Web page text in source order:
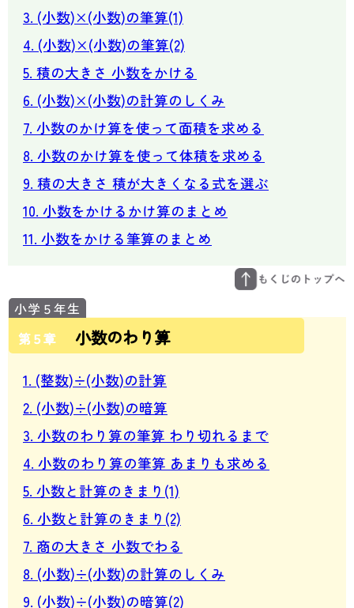
3. (小数)×(小数)の筆算(1)
4. (小数)×(小数)の筆算(2)
5. 積の大きさ 小数をかける
6. (小数)×(小数)の計算のしくみ
7. 小数のかけ算を使って面積を求める
8. 小数のかけ算を使って体積を求める
9. 積の大きさ 積が大きくなる式を選ぶ
10. 小数をかけるかけ算のまとめ
11. 小数をかける筆算のまとめ
第５章 小数のわり算
1. (整数)÷(小数)の計算
2. (小数)÷(小数)の暗算
3. 小数のわり算の筆算 わり切れるまで
4. 小数のわり算の筆算 あまりも求める
5. 小数と計算のきまり(1)
6. 小数と計算のきまり(2)
7. 商の大きさ 小数でわる
8. (小数)÷(小数)の計算のしくみ
9. (小数)÷(小数)の暗算(2)